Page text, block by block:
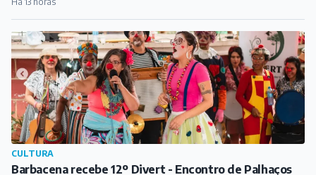
no próximo fim de semana
Há 14 horas
ESPORTE